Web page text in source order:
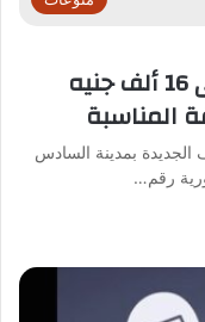
فرص عمل متاحة براتب يصل إلى 16 ألف جنيه
المناسبة
بمدينة السادس
رقم…